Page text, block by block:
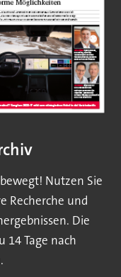
Nutzen Sie
Recherche und
Die
14 Tage nach